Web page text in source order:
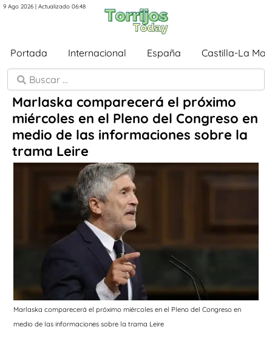
9 Ago 2026 | Actualizado 06:48
Portada Internacional España Castilla-La
Marlaska comparecerá el próximo
miércoles en el Pleno del Congreso en
medio de las informaciones sobre la
trama Leire
Marlaska comparecerá el próximo miércoles en el Pleno del Congreso en
medio de las informaciones sobre la trama Leire